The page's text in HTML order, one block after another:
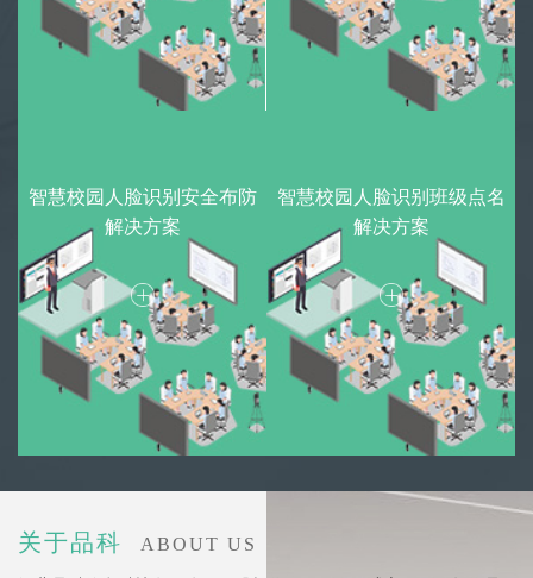
智慧校园人脸识别安全布防
解决方案
智慧校园人脸识别班级点名
解决方案
关于品科 ABOUT US